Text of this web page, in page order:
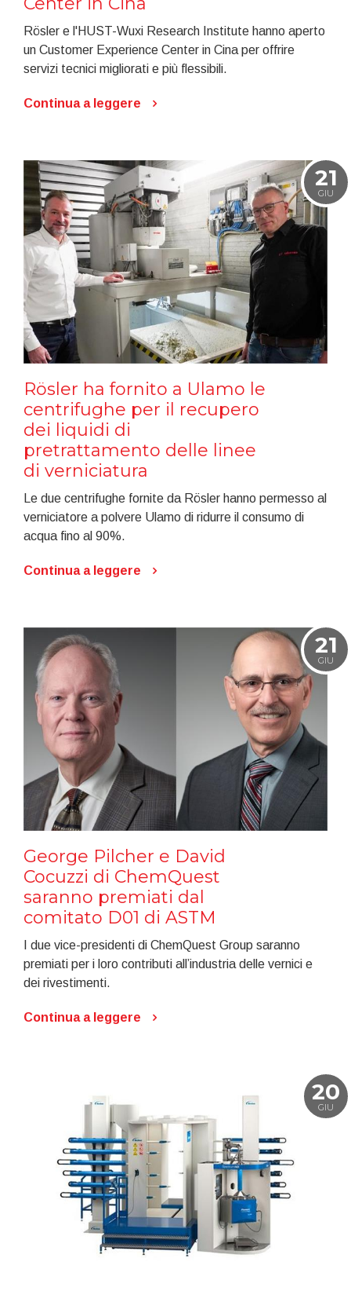
Rösler e l'HUST-Wuxi Research Institute hanno aperto
un Customer Experience Center in Cina per offrire
servizi tecnici migliorati e più flessibili.
Continua a leggere
21
GIU
Rösler ha fornito a Ulamo le
centrifughe per il recupero
dei liquidi di
pretrattamento delle linee
di verniciatura
Le due centrifughe fornite da Rösler hanno permesso al
verniciatore a polvere Ulamo di ridurre il consumo di
acqua fino al 90%.
Continua a leggere
21
GIU
George Pilcher e David
Cocuzzi di ChemQuest
saranno premiati dal
comitato D01 di ASTM
I due vice-presidenti di ChemQuest Group saranno
premiati per i loro contributi all’industria delle vernici e
dei rivestimenti.
Continua a leggere
20
GIU